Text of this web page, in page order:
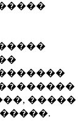
����, �����